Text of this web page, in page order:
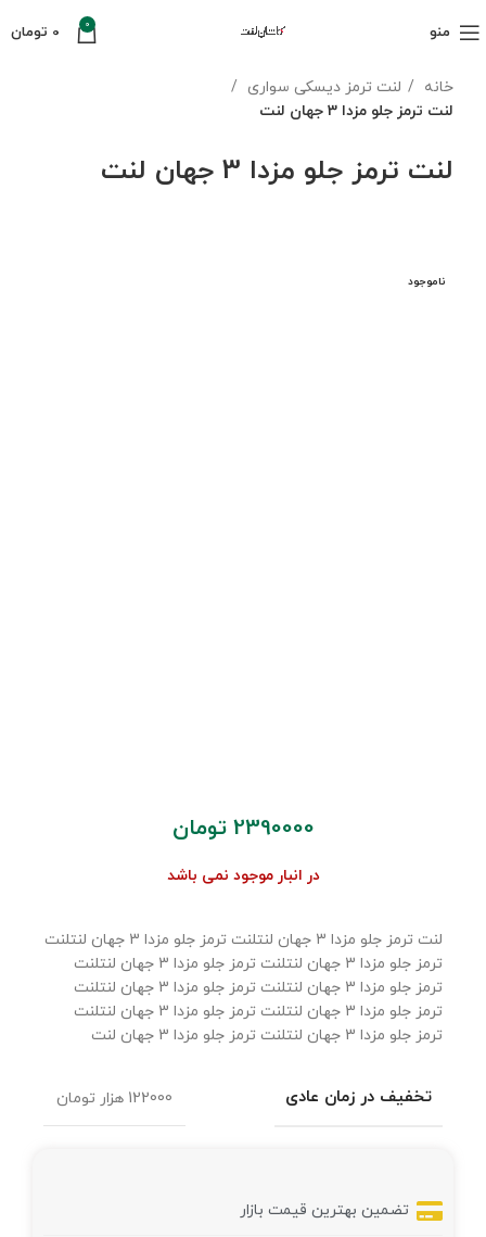
منو 0
0 تومان
خانه
لنت ترمز دیسکی سواری
لنت ترمز جلو مزدا 3 جهان لنت
لنت ترمز جلو مزدا 3 جهان لنت
ناموجود
2390000 تومان
در انبار موجود نمی باشد
لنت ترمز جلو مزدا 3 جهان لنتلنت ترمز جلو مزدا 3 جهان لنتلنت
ترمز جلو مزدا 3 جهان لنتلنت ترمز جلو مزدا 3 جهان لنتلنت
ترمز جلو مزدا 3 جهان لنتلنت ترمز جلو مزدا 3 جهان لنتلنت
ترمز جلو مزدا 3 جهان لنتلنت ترمز جلو مزدا 3 جهان لنتلنت
ترمز جلو مزدا 3 جهان لنتلنت ترمز جلو مزدا 3 جهان لنت
تخفیف در زمان عادی 122000 هزار تومان
تضمین بهترین قیمت بازار